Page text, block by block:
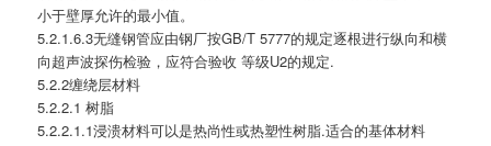
小于壁厚允许的最小值。
5.2.1.6.3无缝钢管应由钢厂按GB/T 5777的规定逐根进行纵向和横
向超声波探伤检验，应符合验收 等级U2的规定.
5.2.2缠绕层材料
5.2.2.1 树脂
5.2.2.1.1浸溃材料可以是热尚性或热塑性树脂.适合的基体材料